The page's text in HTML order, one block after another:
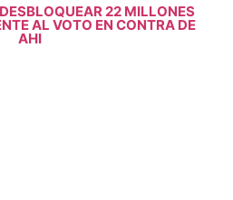
22 MILLONES
AL VOTO EN CONTRA DE
AHI